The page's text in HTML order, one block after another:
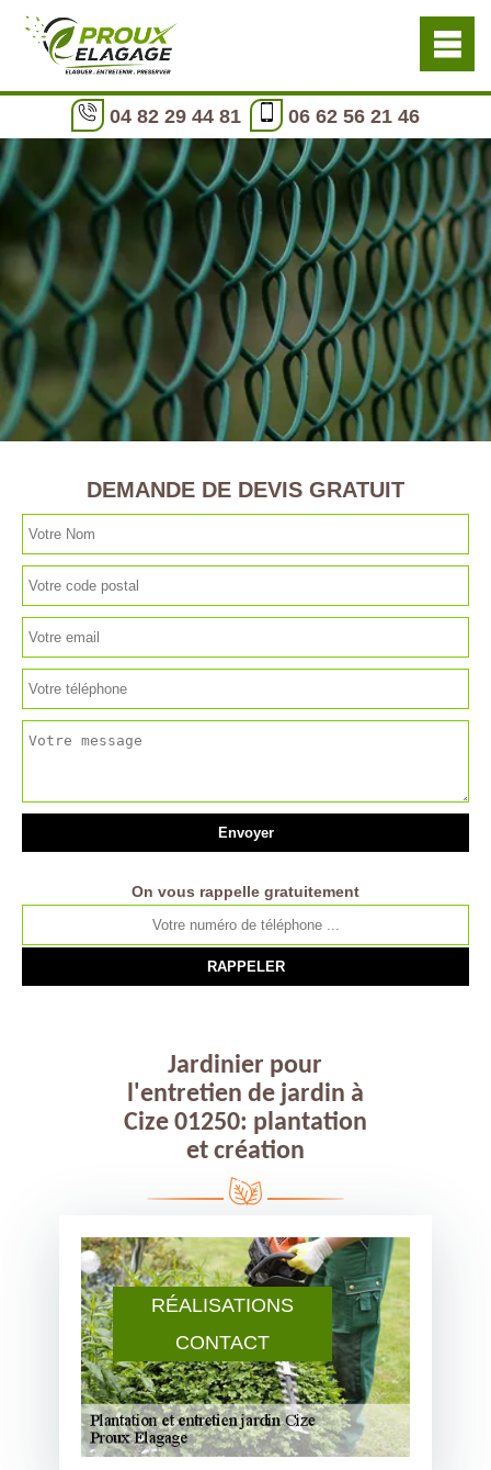
04 82 29 44 81 06 62 56 21 46
RÉALISATIONS
CONTACT
DEMANDE DE DEVIS GRATUIT
On vous rappelle gratuitement
Jardinier pour
l'entretien de jardin à
Cize 01250: plantation
et création